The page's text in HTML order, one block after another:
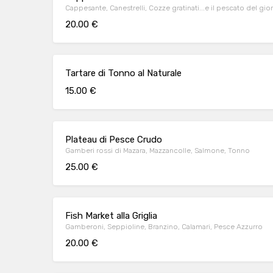
Cappesante, Canestrelli, Cozze gratinati...e il pescato del
20.00 €
Tartare di Tonno al Naturale
15.00 €
Plateau di Pesce Crudo
Gamberi rossi di Mazara, Mazzancolle, Salmone, Tonno
25.00 €
Fish Market alla Griglia
Gamberoni, Seppioline, Branzino, Calamari, Pesce Azzurro
20.00 €